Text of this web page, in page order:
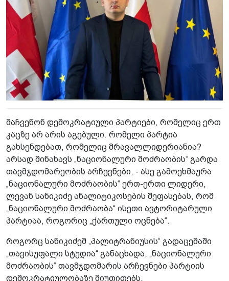
მაჩვენონ დემოკრატიული პარტიები, რომელიც ერთ
კაცზე არ არის აგებული. რომელი პარტია
გახსენდებათ, რომელიც მრავალლიდერიანია?
არსად მინახავს „ნაციონალური მოძრაობის“ გარდა
თავმჯდომარეობის არჩევნები, - ასე გამოეხმაურა
„ნაციონალური მოძრაობის“ ერთ-ერთი ლიდერი,
ლევან სანიკიძე ანალიტიკოსების შეფასებას, რომ
„ნაციონალური მოძრაობა“ ისეთი ავტორიტარული
პარტიაა, როგორიც „ქართული ოცნება“.
როგორც სანიკიძემ „პალიტრანიუსის“ გადაცემაში
„თავისუფალი სტუდია“ განაცხადა, „ნაციონალური
მოძრაობის“ თავმჯდომარის არჩევნები პარტიის
დემოკრატიულობაზე მიუთითებს.